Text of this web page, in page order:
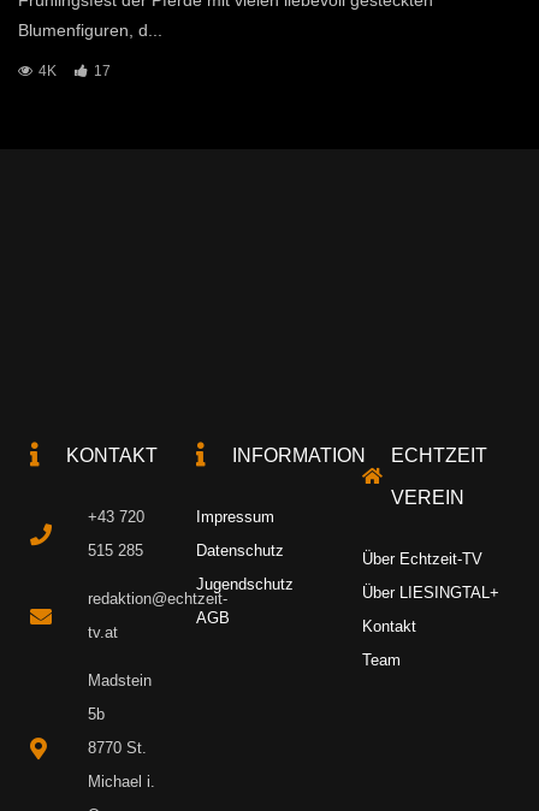
Blumenfiguren, d...
4K 17
KONTAKT
+43 720
515 285
redaktion@echtzeit-
tv.at
Madstein
5b
8770 St.
Michael i.
INFORMATION
Impressum
Datenschutz
Jugendschutz
AGB
ECHTZEIT
VEREIN
Über Echtzeit-TV
Über LIESINGTAL+
Kontakt
Team